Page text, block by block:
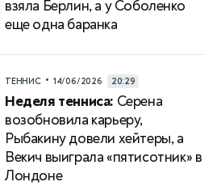
взяла Берлин, а у Соболенко
еще одна баранка
ТЕННИС • 14/06/2026 20:29
Неделя тенниса: Серена
возобновила карьеру,
Рыбакину довели хейтеры, а
Векич выиграла «пятисотник» в
Лондоне